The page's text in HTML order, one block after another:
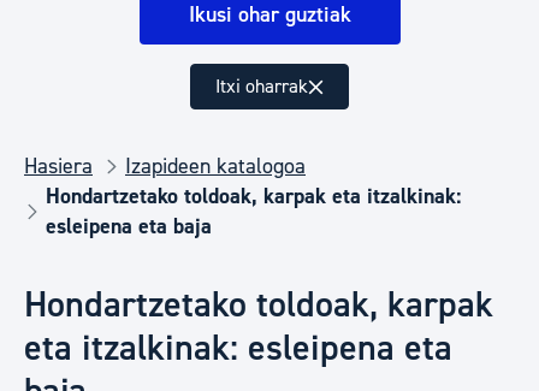
Ikusi ohar guztiak
Itxi oharrak
Hasiera
Izapideen katalogoa
Hondartzetako toldoak, karpak eta itzalkinak:
esleipena eta baja
Hondartzetako toldoak, karpak
eta itzalkinak: esleipena eta